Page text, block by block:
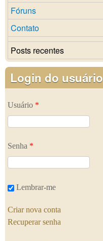
Fóruns
Contato
Posts recentes
Login do usuário
Usuário *
Senha *
Lembrar-me
Criar nova conta
Recuperar senha